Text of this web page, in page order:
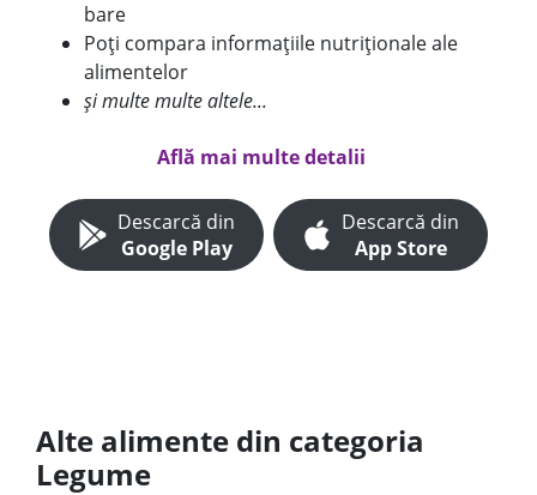
bare
Poți compara informațiile nutriționale ale
alimentelor
și multe multe altele...
Află mai multe detalii
Descarcă din
Google Play
Descarcă din
App Store
Alte alimente din categoria
Legume